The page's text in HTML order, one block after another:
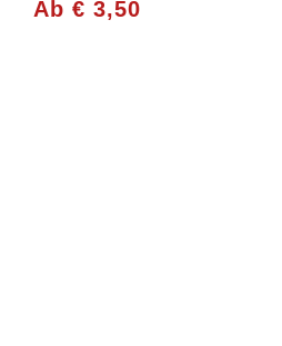
Ab € 3,50